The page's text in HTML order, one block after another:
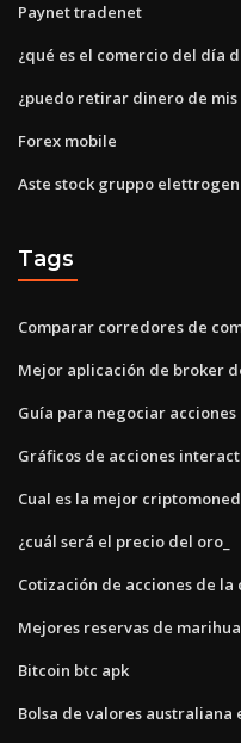
Paynet tradenet
¿qué es el comercio del día
¿puedo retirar dinero de mis
Forex mobile
Aste stock gruppo
Tags
Comparar corredores de
Mejor aplicación de broker
Guía para negociar
Gráficos de acciones
Cual es la mejor
¿cuál será el precio del oro_
Cotización de acciones de
Mejores reservas de
Bitcoin btc apk
Bolsa de valores australiana